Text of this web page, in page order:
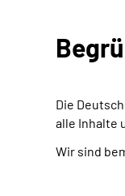
Die
alle Inhalte
Wir sind